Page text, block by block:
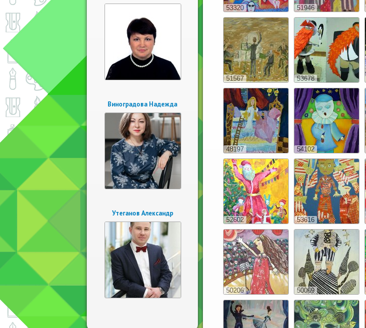
Виноградова Надежда
Утеганов Александр
53320 51946
51567 53678
48197 54102
52602 53616
50206 50069